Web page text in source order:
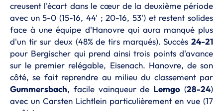
creusent l'écart dans le cœur de la deuxième période
avec un 5-0 (15-16, 44' ; 20-16, 53') et restent solides
face à une équipe d'Hanovre qui aura manqué plus
d'un tir sur deux (48% de tirs marqués). Succès 24-21
pour Bergischer qui prend ainsi trois points d'avance
sur le premier relégable, Eisenach. Hanovre, de son
côté, se fait reprendre au milieu du classement par
Gummersbach, facile vainqueur de Lemgo (28-24)
avec un Carsten Lichtlein particulièrement en vue (17